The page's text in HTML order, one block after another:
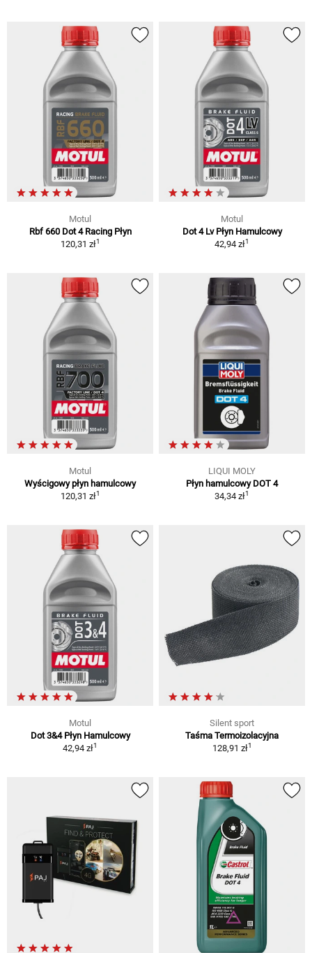
Motul
Rbf 660 Dot 4 Racing Płyn
120,31 zł1
Motul
Dot 4 Lv Płyn Hamulcowy
42,94 zł1
Motul
Wyścigowy płyn hamulcowy
120,31 zł1
LIQUI MOLY
Płyn hamulcowy DOT 4
34,34 zł1
Motul
Dot 3&4 Płyn Hamulcowy
42,94 zł1
Silent sport
Taśma Termoizolacyjna
128,91 zł1